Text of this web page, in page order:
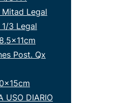
Legal
3 Legal
Post. Qx
USO DIARIO